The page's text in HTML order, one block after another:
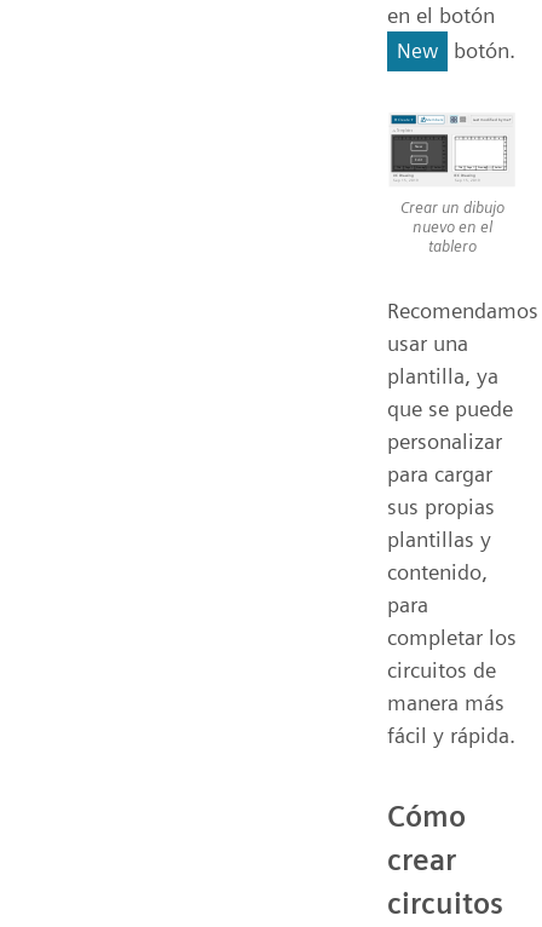
en el botón
New botón.
Crear un dibujo
nuevo en el
tablero
Recomendamos
usar una
plantilla, ya
que se puede
personalizar
para cargar
sus propias
plantillas y
contenido,
para
completar los
circuitos de
manera más
fácil y rápida.
Cómo
crear
circuitos